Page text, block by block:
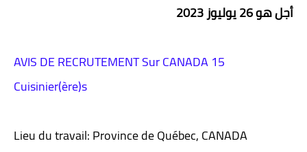
أجل هو 26 يوليوز 2023
AVIS DE RECRUTEMENT Sur CANADA 15
Cuisinier(ère)s
Lieu du travail: Province de Québec, CANADA